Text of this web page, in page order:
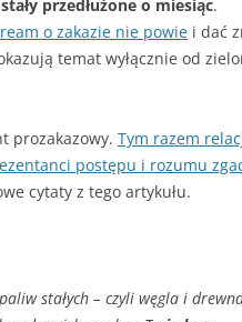
– JAK
JAK
przedłużone o miesiąc.
o zakazie nie powie i dać
temat wyłącznie od
prozakazowy. Tym razem
postępu i rozumu
cytaty z tego artykułu.
stałych – czyli węgla i